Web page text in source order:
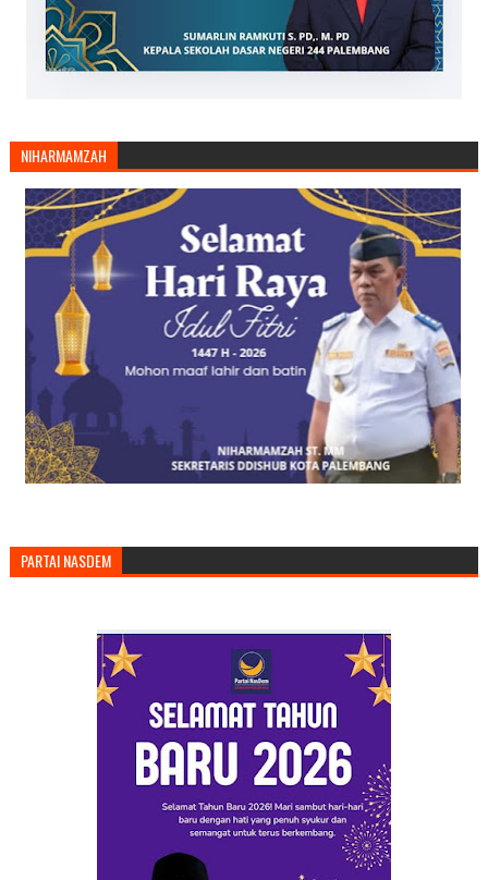
NIHARMAMZAH
PARTAI NASDEM